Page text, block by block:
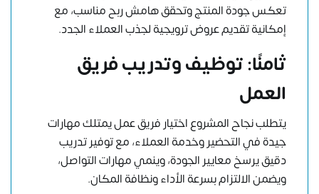
تعكس جودة المنتج وتحقق هامش ربح مناسب، مع
إمكانية تقديم عروض ترويجية لجذب العملاء الجدد.
ثامنًا: توظيف وتدريب فريق
العمل
يتطلب نجاح المشروع اختيار فريق عمل يمتلك مهارات
جيدة في التحضير وخدمة العملاء، مع توفير تدريب
دقيق يرسخ معايير الجودة، وينمي مهارات التواصل،
ويضمن الالتزام بسرعة الأداء ونظافة المكان.